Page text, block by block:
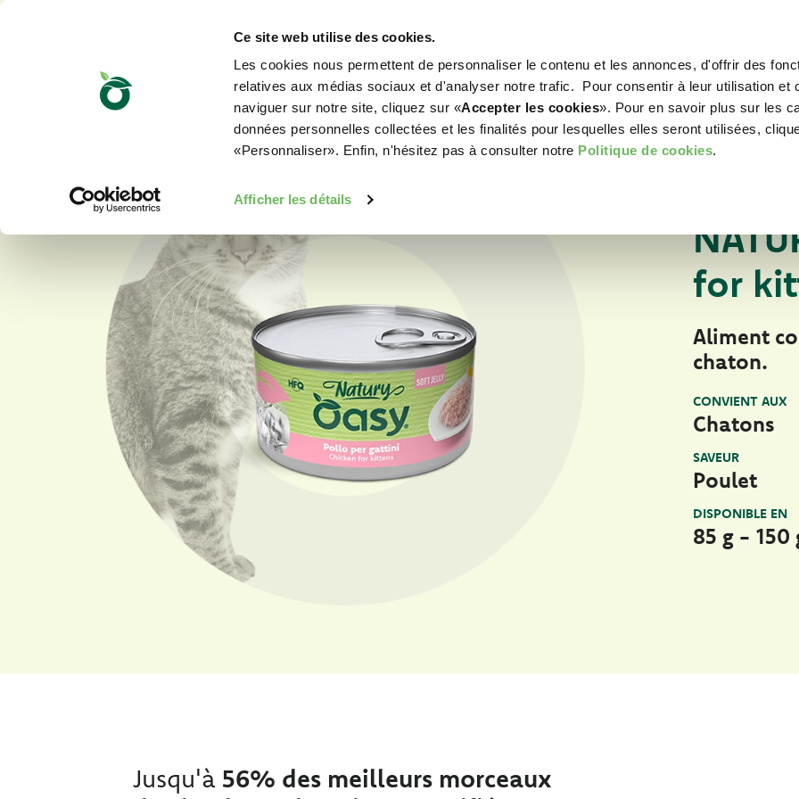
Ce site web utilise des cookies.
Les cookies nous permettent de personnaliser le contenu et les annonces, d'offrir des
relatives aux médias sociaux et d'analyser notre trafic. Pour consentir à leur utilisation et
naviguer sur notre site, cliquez sur «Accepter les cookies». Pour en savoir plus sur les
données personnelles collectées et les finalités pour lesquelles elles seront utilisées,
«Personnaliser». Enfin, n'hésitez pas à consulter notre Politique de cookies.
Afficher les détails
WORLD OF LOVE POUR VOTRE CHIEN
for
Aliment
chaton.
CONVIENT AUX
Chatons
SAVEUR
Poulet
DISPONIBLE EN
85 g - 150
Jusqu'à 56% des meilleurs morceaux